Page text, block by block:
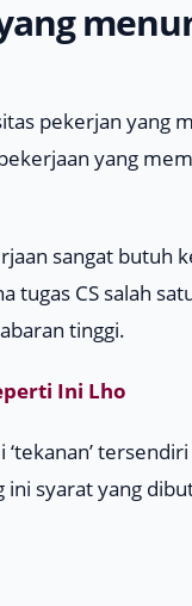
pekerjan yang
yang
sangat butuh
tugas CS salah
tinggi.
Ini Lho
syarat yang